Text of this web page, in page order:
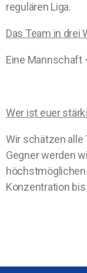
regulären Liga.
Das Team in drei
Eine Mannschaft
Wer ist euer
Wir schätzen alle
Gegner werden
Konzentration